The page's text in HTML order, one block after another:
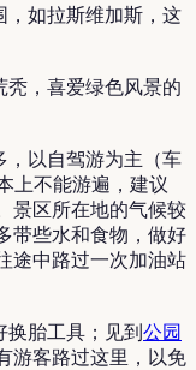
，如拉斯维加斯，这
秃，喜爱绿色风景的
，以自驾游为主（车
上不能游遍，建议
景区所在地的气候较
带些水和食物，做好
途中路过一次加油站
换胎工具；见到 公园
游客路过这里，以免